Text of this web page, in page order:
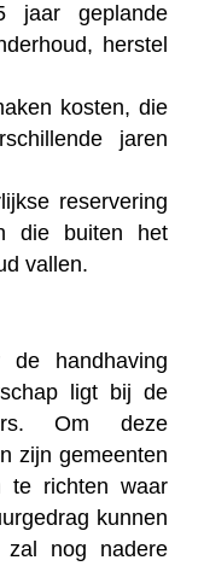
jaar geplande
herstel
kosten, die
jaren
reservering
die buiten het
vallen.
de handhaving
ligt bij de
Om deze
zijn gemeenten
te richten waar
kunnen
zal nog nadere